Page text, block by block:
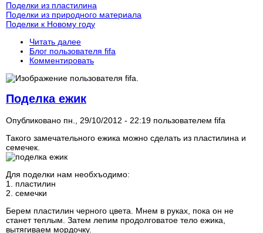
Поделки из пластилина
Поделки из природного материала
Поделки к Новому году
Читать далее
Блог пользователя fifa
Комментировать
Поделка ежик
Опубликовано пн., 29/10/2012 - 22:19 пользователем fifa
Такого замечательного ежика можно сделать из пластилина и
семечек.
Для поделки нам необхъодимо:
1. пластилин
2. семечки
Берем пластилин черного цвета. Мнем в руках, пока он не
станет теплым. Затем лепим продолговатое тело ежика,
вытягиваем мордочку.